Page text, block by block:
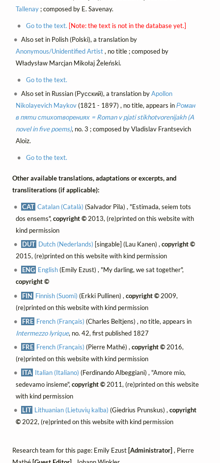
Tallenay; composed by E. Savenay.
Go to the text. [Note: the text is not in the database yet.]
Also set in Polish (Polski), a translation by
Anonymous/Unidentified Artist, no title ; composed by
Władysław Marcjan Mikołaj Żeleński.
Go to the text.
Also set in Russian (Русский), a translation byApollon
Nikolayevich Maykov(1821 - 1897) , no title, appears inРоман
в пяти стихотворениях = Roman v pjati stikhotvorenijakh (A
novel in five poems), no. 3 ; composed by Vladislav Frantsevich
Aloiz.
Go to the text.
Other available translations, adaptations or excerpts, and
transliterations (if applicable):
CAT Catalan (Català) (Salvador Pila) , "Estimada, seiem tots
dos ensems",copyright ©2013, (re)printed on this website with
kind permission
DUT Dutch (Nederlands) [singable] (Lau Kanen) ,copyright ©
2015, (re)printed on this website with kind permission
ENG English(Emily Ezust) , "My darling, we sat together",
copyright ©
FIN Finnish (Suomi) (Erkki Pullinen) ,copyright © 2009,
(re)printed on this website with kind permission
FRE French (Français) (Charles Beltjens) , no title, appears in
Intermezzo lyrique, no. 42, first published 1827
FRE French (Français) (Pierre Mathé) ,copyright © 2016,
(re)printed on this website with kind permission
ITA Italian (Italiano) (Ferdinando Albeggiani) , "Amore mio,
sedevamo insieme", copyright ©2011, (re)printed on this website
with kind permission
LIT Lithuanian (Lietuvių kalba) (Giedrius Prunskus) ,copyright
©2022, (re)printed on this website with kind permission
Research team for this page: Emily Ezust [Administrator] , Pierre